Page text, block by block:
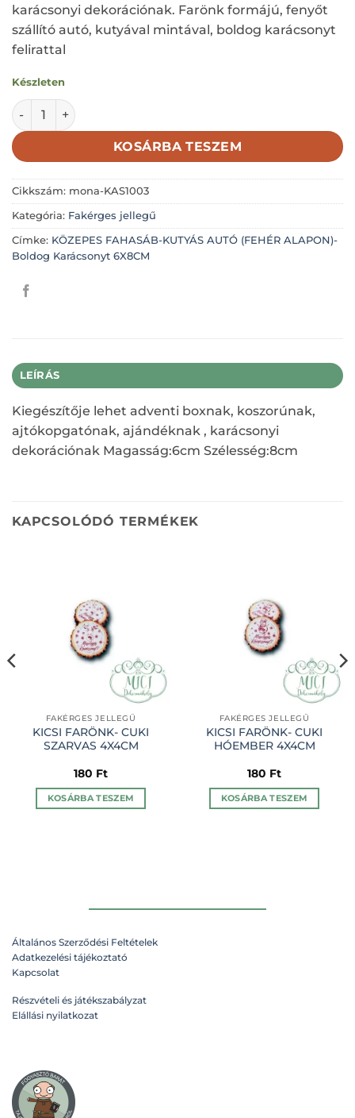
karácsonyi dekorációnak. Farönk formájú, fenyőt
szállító autó, kutyával mintával, boldog karácsonyt
felirattal
Készleten
KÖZEPES FAHASÁB-KUTYÁS AUTÓ (FEHÉR ALAPON)-
KOSÁRBA TESZEM
Cikkszám: mona-KAS1003
Kategória: Fakérges jellegű
Címke: KÖZEPES FAHASÁB-KUTYÁS AUTÓ (FEHÉR ALAPON)-
Boldog Karácsonyt 6X8CM
LEÍRÁS
Kiegészítője lehet adventi boxnak, koszorúnak,
ajtókopgatónak, ajándéknak , karácsonyi
dekorációnak Magasság:6cm Szélesség:8cm
KAPCSOLÓDÓ TERMÉKEK
FAKÉRGES JELLEGŰ
KICSI FARÖNK- CUKI
SZARVAS 4X4CM
180 Ft
KOSÁRBA TESZEM
FAKÉRGES JELLEGŰ
KICSI FARÖNK- CUKI
HÓEMBER 4X4CM
180 Ft
KOSÁRBA TESZEM
Általános Szerződési Feltételek
Adatkezelési tájékoztató
Kapcsolat
Részvételi és játékszabályzat
Elállási nyilatkozat